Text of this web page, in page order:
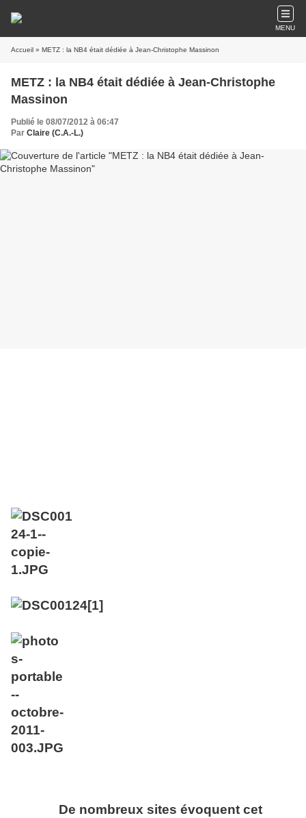
MENU
Accueil » METZ : la NB4 était dédiée à Jean-Christophe Massinon
METZ : la NB4 était dédiée à Jean-Christophe
Massinon
Publié le 08/07/2012 à 06:47
Par Claire (C.A.-L.)
De nombreux sites évoquent cet